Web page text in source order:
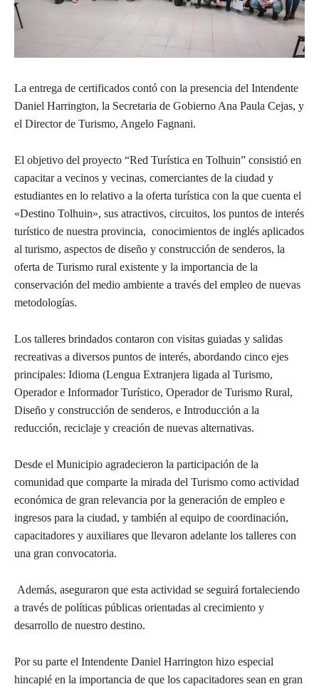
La entrega de certificados contó con la presencia del Intendente
Daniel Harrington, la Secretaria de Gobierno Ana Paula Cejas, y
el Director de Turismo, Angelo Fagnani.
El objetivo del proyecto “Red Turística en Tolhuin” consistió en
capacitar a vecinos y vecinas, comerciantes de la ciudad y
estudiantes en lo relativo a la oferta turística con la que cuenta el
«Destino Tolhuin», sus atractivos, circuitos, los puntos de interés
turístico de nuestra provincia, conocimientos de inglés aplicados
al turismo, aspectos de diseño y construcción de senderos, la
oferta de Turismo rural existente y la importancia de la
conservación del medio ambiente a través del empleo de nuevas
metodologías.
Los talleres brindados contaron con visitas guiadas y salidas
recreativas a diversos puntos de interés, abordando cinco ejes
principales: Idioma (Lengua Extranjera ligada al Turismo,
Operador e Informador Turístico, Operador de Turismo Rural,
Diseño y construcción de senderos, e Introducción a la
reducción, reciclaje y creación de nuevas alternativas.
Desde el Municipio agradecieron la participación de la
comunidad que comparte la mirada del Turismo como actividad
económica de gran relevancia por la generación de empleo e
ingresos para la ciudad, y también al equipo de coordinación,
capacitadores y auxiliares que llevaron adelante los talleres con
una gran convocatoria.
Además, aseguraron que esta actividad se seguirá fortaleciendo
a través de políticas públicas orientadas al crecimiento y
desarrollo de nuestro destino.
Por su parte el Intendente Daniel Harrington hizo especial
hincapié en la importancia de que los capacitadores sean en gran